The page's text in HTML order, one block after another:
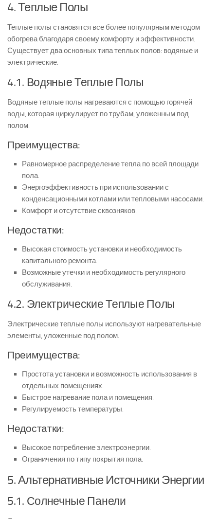
4. Теплые Полы
Теплые полы становятся все более популярным методом
обогрева благодаря своему комфорту и эффективности.
Существует два основных типа теплых полов: водяные и
электрические.
4.1. Водяные Теплые Полы
Водяные теплые полы нагреваются с помощью горячей
воды, которая циркулирует по трубам, уложенным под
полом.
Преимущества:
Равномерное распределение тепла по всей площади
пола.
Энергоэффективность при использовании с
конденсационными котлами или тепловыми насосами.
Комфорт и отсутствие сквозняков.
Недостатки:
Высокая стоимость установки и необходимость
капитального ремонта.
Возможные утечки и необходимость регулярного
обслуживания.
4.2. Электрические Теплые Полы
Электрические теплые полы используют нагревательные
элементы, уложенные под полом.
Преимущества:
Простота установки и возможность использования в
отдельных помещениях.
Быстрое нагревание пола и помещения.
Регулируемость температуры.
Недостатки:
Высокое потребление электроэнергии.
Ограничения по типу покрытия пола.
5. Альтернативные Источники Энергии
5.1. Солнечные Панели